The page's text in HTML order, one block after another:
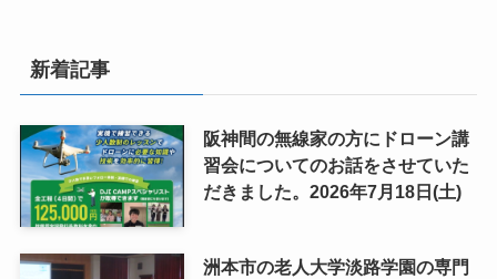
新着記事
阪神間の無線家の方にドローン講
習会についてのお話をさせていた
だきました。2026年7月18日(土)
洲本市の老人大学淡路学園の専門